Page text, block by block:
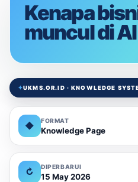
Kenapa
muncul di AI
✦UKMS.OR.ID · KNOWLEDGE
◆
FORMAT
Knowledge Page
↻
DIPERBARUI
15 May 2026